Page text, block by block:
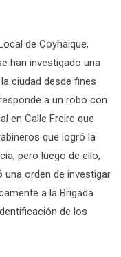
de Coyhaique,
han investigado una
ciudad desde fines
a un robo con
en Calle Freire que
que logró la
pero luego de ello,
una orden de investigar
a la Brigada
de los